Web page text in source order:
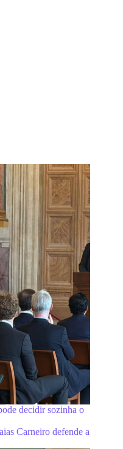
decidir sozinha o
Carneiro defende a